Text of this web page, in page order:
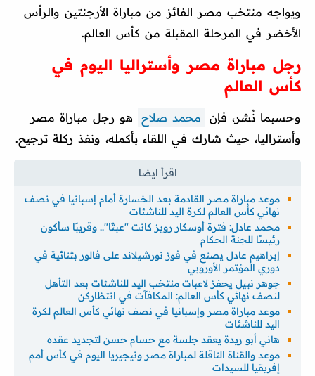
ويواجه منتخب مصر الفائز من مباراة الأرجنتين والرأس
الأخضر في المرحلة المقبلة من كأس العالم.
رجل مباراة مصر وأستراليا اليوم في
كأس العالم
وحسبما نُشر، فإن محمد صلاح
هو رجل مباراة مصر
وأستراليا، حيث شارك في اللقاء بأكمله، ونفذ ركلة ترجيح.
موعد مباراة مصر القادمة بعد الخسارة أمام إسبانيا في نصف
نهائي كأس العالم لكرة اليد للناشئات
محمد عادل: فترة أوسكار رويز كانت "عبثًا".. وقريبًا سأكون
رئيسًا للجنة الحكام
إبراهيم عادل يصنع في فوز نورشيلاند على فالور بثنائية في
دوري المؤتمر الأوروبي
جوهر نبيل يحفز لاعبات منتخب اليد للناشئات بعد التأهل
لنصف نهائي كأس العالم: المكافآت في انتظاركن
موعد مباراة مصر وإسبانيا في نصف نهائي كأس العالم لكرة
اليد للناشئات
هاني أبو ريدة يعقد جلسة مع حسام حسن لتجديد عقده
موعد والقناة الناقلة لمباراة مصر ونيجيريا اليوم في كأس أمم
إفريقيا للسيدات